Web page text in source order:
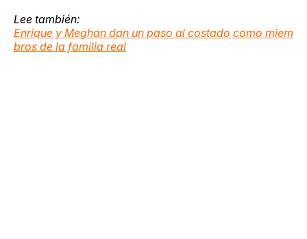
Lee también:
Enrique y Meghan dan un paso al costado como miem
bros de la familia real